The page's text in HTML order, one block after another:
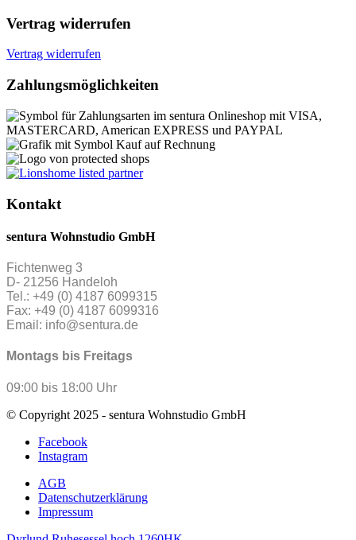
Vertrag widerrufen
Vertrag widerrufen
Zahlungsmöglichkeiten
Kontakt
sentura Wohnstudio GmbH
Fichtenweg 3
D- 21256 Handeloh
Tel.: +49 (0) 4187 6099315
Fax: +49 (0) 4187 6099316
Email: info@sentura.de
Montags bis Freitags
09:00 bis 18:00 Uhr
© Copyright 2025 - sentura Wohnstudio GmbH
Facebook
Instagram
AGB
Datenschutzerklärung
Impressum